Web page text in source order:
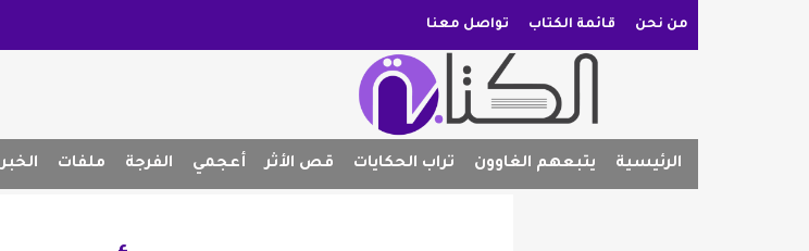
من نحن قائمة الكتاب تواصل معنا
الرئيسية يتبعهم الغاوون تراب الحكايات قص الأثر أعجمي الفرجة ملفات